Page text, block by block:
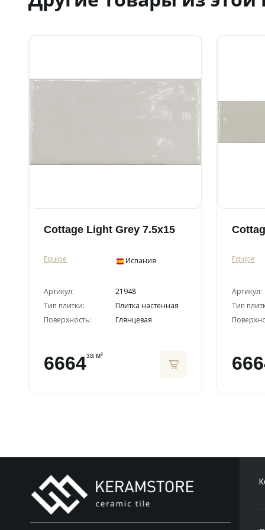
Cottage Light Grey 7.5x15
Equipe Испания
Артикул:
21948
Тип плитки:
Плитка настенная
Поверхность:
Глянцевая
6664за м²
Equipe
Артикул:
Тип